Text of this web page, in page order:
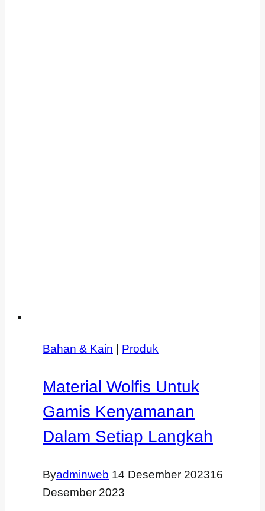
Bahan & Kain | Produk
Material Wolfis Untuk
Gamis Kenyamanan
Dalam Setiap Langkah
Byadminweb 14 Desember 202316
Desember 2023